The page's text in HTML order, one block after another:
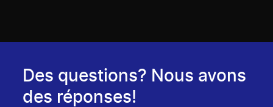
Des questions? Nous avons
des réponses!